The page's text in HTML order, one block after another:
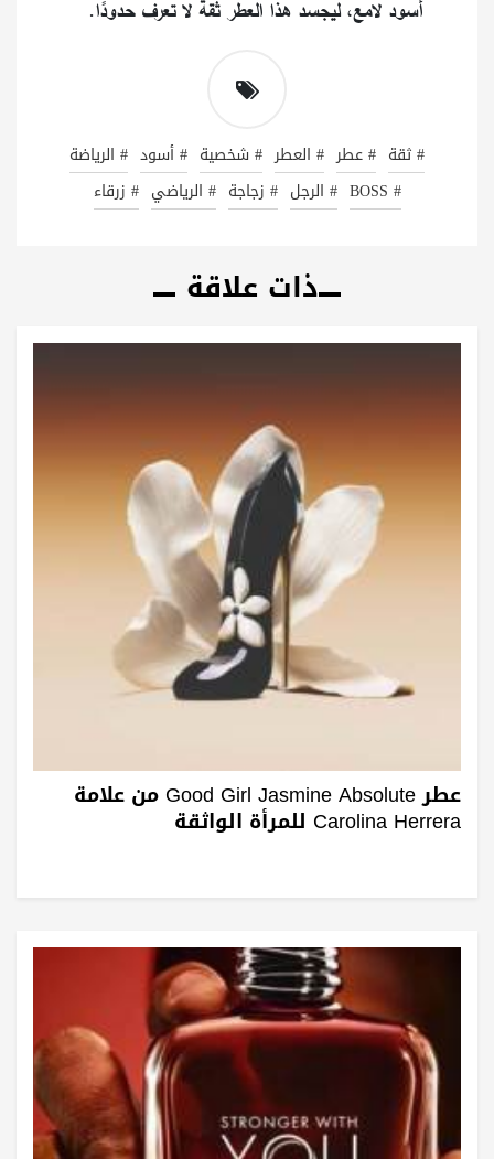
أسود لامع، ليجسد هذا العطر ثقة لا تعرف حدودًا.
# ثقة # عطر # العطر # شخصية # أسود # الرياضة
# BOSS
# الرجل # زجاجة # الرياضي # زرقاء
ذات علاقة
عطر Good Girl Jasmine Absolute من علامة
Carolina Herrera للمرأة الواثقة